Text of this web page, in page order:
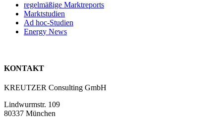
regelmäßige Marktreports
Marktstudien
Ad hoc-Studien
Energy News
KONTAKT
KREUTZER Consulting GmbH
Lindwurmstr. 109
80337 München